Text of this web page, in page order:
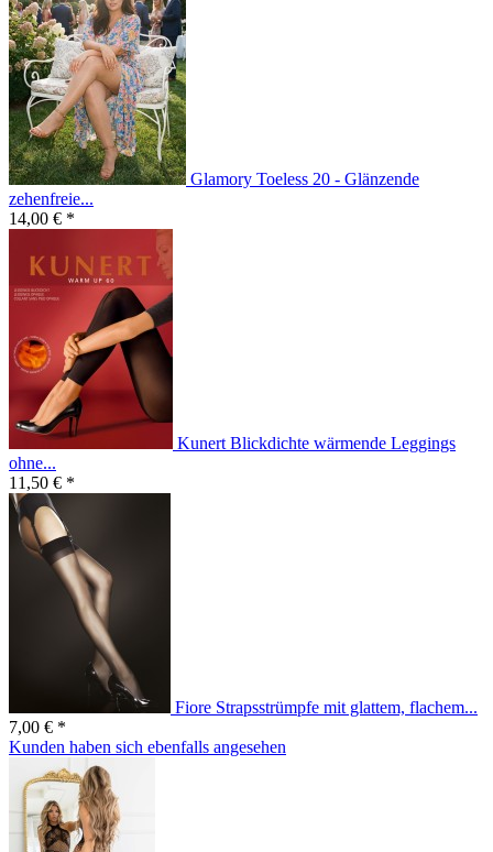
Glamory Toeless 20 - Glänzende
zehenfreie...
14,00 € *
Kunert Blickdichte wärmende Leggings
ohne...
11,50 € *
Fiore Strapsstrümpfe mit glattem, flachem...
7,00 € *
Kunden haben sich ebenfalls angesehen